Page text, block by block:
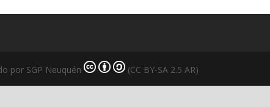
por SGP Neuquén (CC BY-SA 2.5 AR)